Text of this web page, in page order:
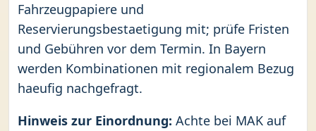
Fahrzeugpapiere und
Reservierungsbestaetigung mit; prüfe Fristen
und Gebühren vor dem Termin. In Bayern
werden Kombinationen mit regionalem Bezug
haeufig nachgefragt.
Hinweis zur Einordnung: Achte bei MAK auf